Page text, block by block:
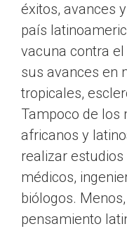
éxitos, avances
país
vacuna contra
sus avances en
tropicales,
Tampoco de los
africanos y
realizar
médicos,
biólogos.
pensamiento